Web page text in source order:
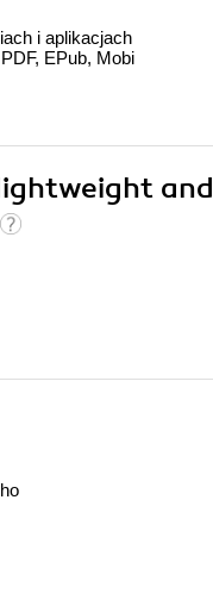
i aplikacjach
EPub, Mobi
and